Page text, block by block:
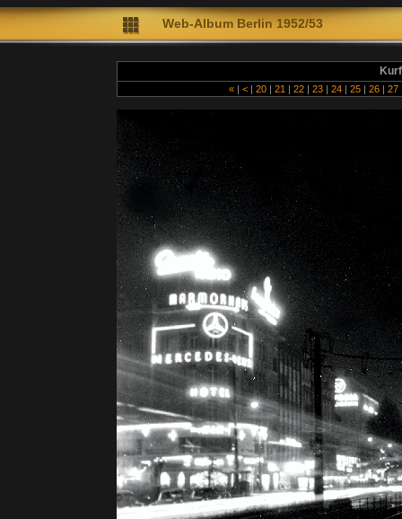
Web-Album Berlin 1952/53
« | < | 20 | 21 | 22 | 23 | 24 | 25 | 26 | 27